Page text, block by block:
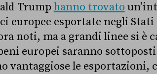
Trump hanno trovato
europee esportate negli
noti, ma a grandi linee si è
europei saranno
vantaggiose le esportazioni,